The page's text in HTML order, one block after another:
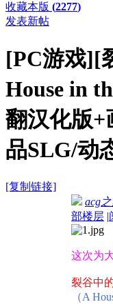
收藏本版 (2277)
发表新帖
[PC游戏][
House in
翻汉化版
品SLG/动
[复制链接]
acg
部楼层 |
这次为
裂谷中
（A